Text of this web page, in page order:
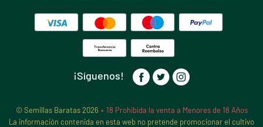
¡Síguenos!
© Semillas Baratas 2026 + 18 Prohibida la venta a Menores de 18 Años
La información contenida en esta web no pretende promocionar el cultivo